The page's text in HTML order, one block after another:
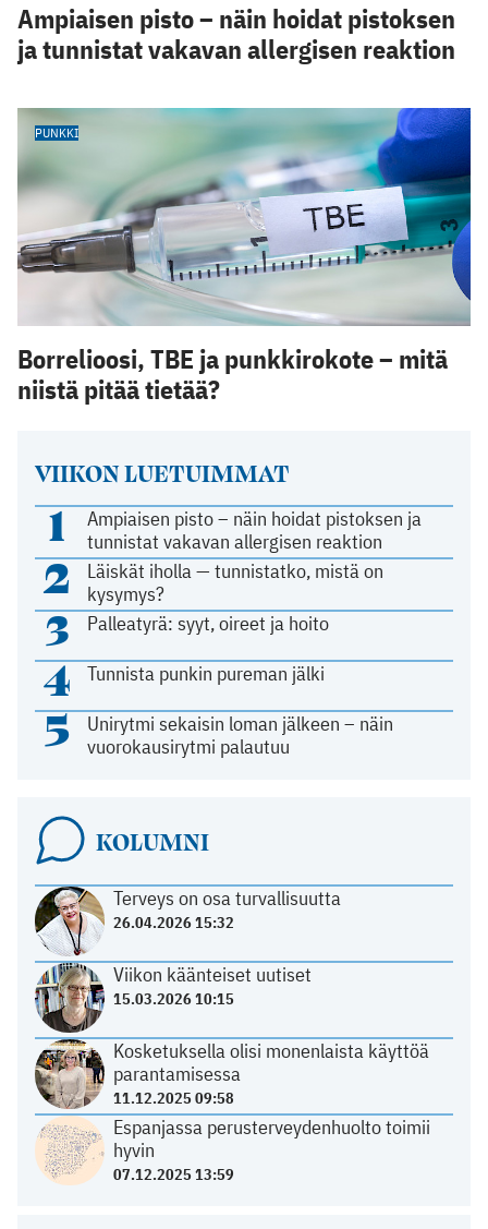
VIIKON LUETUIMMAT
1
Ampiaisen pisto – näin hoidat pistoksen ja
tunnistat vakavan allergisen reaktion
2
Läiskät iholla — tunnistatko, mistä on
kysymys?
3 Palleatyrä: syyt, oireet ja hoito
4 Tunnista punkin pureman jälki
5
Unirytmi sekaisin loman jälkeen – näin
vuorokausirytmi palautuu
KOLUMNI
Terveys on osa turvallisuutta
26.04.2026 15:32
Viikon käänteiset uutiset
15.03.2026 10:15
Kosketuksella olisi monenlaista käyttöä
parantamisessa
11.12.2025 09:58
Espanjassa perusterveydenhuolto toimii
hyvin
07.12.2025 13:59
Ampiaisen pisto – näin hoidat pistoksen
ja tunnistat vakavan allergisen reaktion
PUNKKI
Borrelioosi, TBE ja punkkirokote – mitä
niistä pitää tietää?